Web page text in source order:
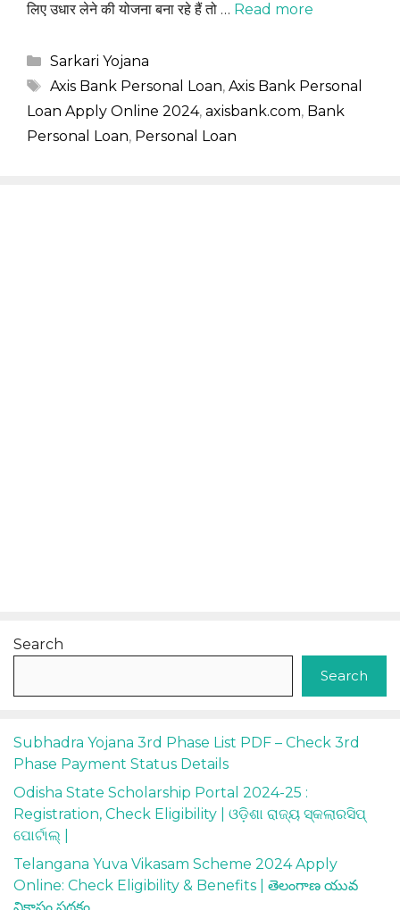
लिए उधार लेने की योजना बना रहे हैं तो … Read more
Categories
Sarkari Yojana
Tags
Axis Bank Personal Loan, Axis Bank Personal
Loan Apply Online 2024, axisbank.com, Bank
Personal Loan, Personal Loan
Search
Search
Subhadra Yojana 3rd Phase List PDF – Check 3rd
Phase Payment Status Details
Odisha State Scholarship Portal 2024-25 :
Registration, Check Eligibility | ଓଡ଼ିଶା ରାଜ୍ୟ ସ୍କଲାରସିପ୍
ପୋର୍ଟାଲ୍ |
Telangana Yuva Vikasam Scheme 2024 Apply
Online: Check Eligibility & Benefits | తెలంగాణ యువ